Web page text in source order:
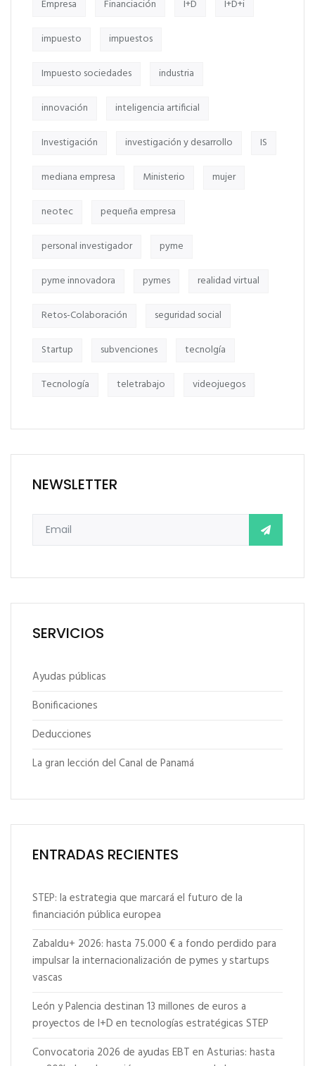
Empresa Financiación I+D I+D+i
impuesto impuestos
Impuesto sociedades industria
innovación inteligencia artificial
Investigación investigación y desarrollo IS
mediana empresa Ministerio mujer
neotec pequeña empresa
personal investigador pyme
pyme innovadora pymes realidad virtual
Retos-Colaboración seguridad social
Startup subvenciones tecnolgía
Tecnología teletrabajo videojuegos
NEWSLETTER
SERVICIOS
Ayudas públicas
Bonificaciones
Deducciones
La gran lección del Canal de Panamá
ENTRADAS RECIENTES
STEP: la estrategia que marcará el futuro de la
financiación pública europea
Zabaldu+ 2026: hasta 75.000 € a fondo perdido para
impulsar la internacionalización de pymes y startups
vascas
León y Palencia destinan 13 millones de euros a
proyectos de I+D en tecnologías estratégicas STEP
Convocatoria 2026 de ayudas EBT en Asturias: hasta